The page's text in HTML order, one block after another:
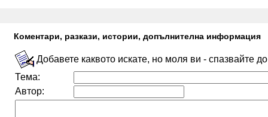
Коментари, разкази, истории, допълнителна информация
Добавете каквото искате, но моля ви - спазвайте
Тема:
Автор: